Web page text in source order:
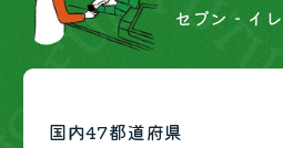
セブン‐イ
国内47都道府県
1日あたりの総来客数
チェーン全店売上